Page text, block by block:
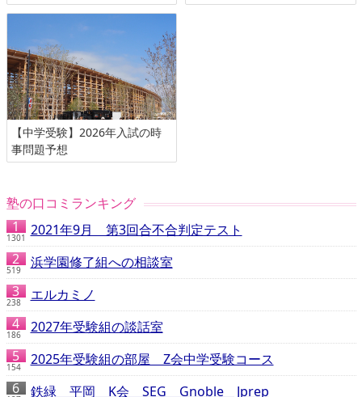
【中学受験】2026年入試の時
事問題予想
塾の口コミランキング
1301 2021年9月 第3回合不合判定テスト
519 浜学園修了組への相談室
238 エルカミノ
186 2027年受験組の談話室
154 2025年受験組の部屋 Z会中学受験コース
鉄緑 平岡 K会 SEG Gnoble Jprep